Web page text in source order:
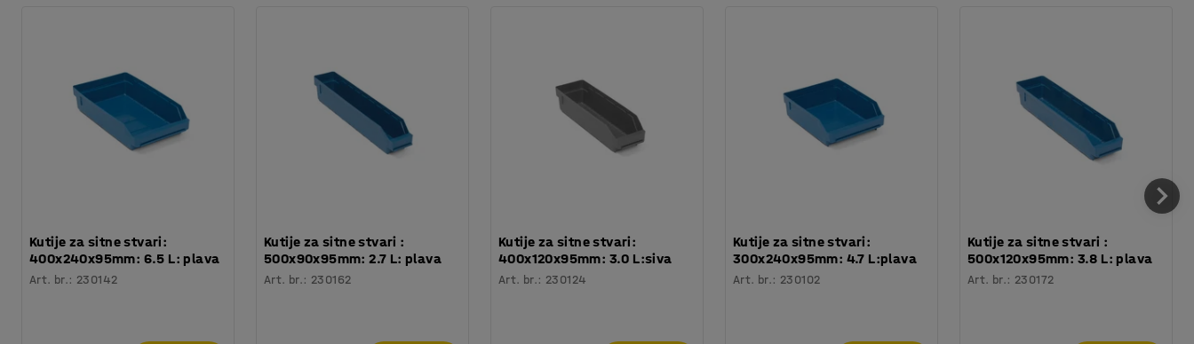
Kutije za sitne stvari:
400x240x95mm: 6.5 L: plava
Art. br.: 230142
Kutije za sitne stvari :
500x90x95mm: 2.7 L: plava
Art. br.: 230162
Kutije za sitne stvari:
400x120x95mm: 3.0 L:siva
Art. br.: 230124
Kutije za sitne stvari:
300x240x95mm: 4.7 L:plava
Art. br.: 230102
Kutije za sitne stvari :
500x120x95mm: 3.8 L: plava
Art. br.: 230172